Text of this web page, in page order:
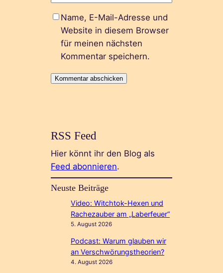
Name, E-Mail-Adresse und
Website in diesem Browser
für meinen nächsten
Kommentar speichern.
RSS Feed
Hier könnt ihr den Blog als
Feed abonnieren.
Neuste Beiträge
Video: Witchtok-Hexen und
Rachezauber am „Laberfeuer“
5. August 2026
Podcast: Warum glauben wir
an Verschwörungstheorien?
4. August 2026